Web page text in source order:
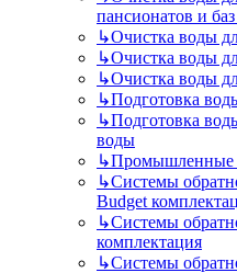
пансионатов и
↳Очистка воды
↳Очистка воды
↳Очистка воды
↳Подготовка
↳Подготовка
воды
↳Промышленные
↳Системы
Budget
↳Системы
комплектация
↳Системы